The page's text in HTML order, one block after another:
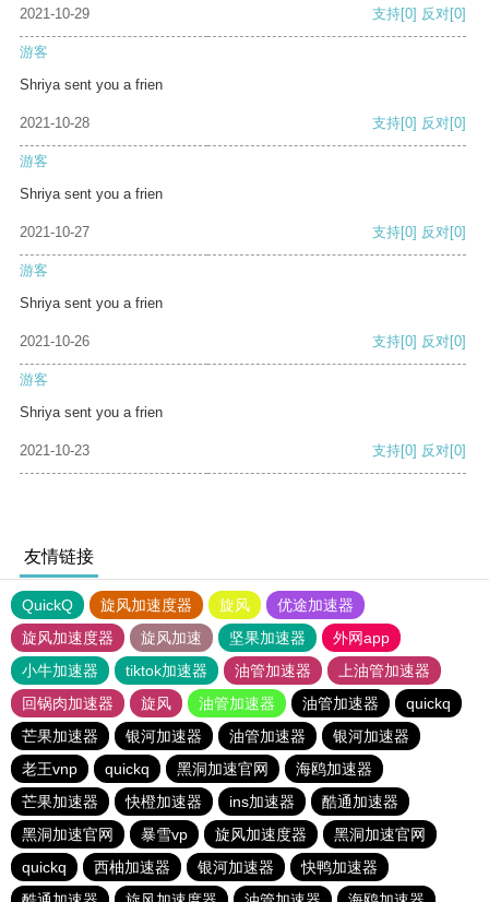
2021-10-29 支持[0] 反对[0]
游客
Shriya sent you a frien
2021-10-28 支持[0] 反对[0]
游客
Shriya sent you a frien
2021-10-27 支持[0] 反对[0]
游客
Shriya sent you a frien
2021-10-26 支持[0] 反对[0]
游客
Shriya sent you a frien
2021-10-23 支持[0] 反对[0]
友情链接
QuickQ 旋风加速度器 旋风
优途加速器
旋风加速度器
旋风加速 坚果加速器
外网app
小牛加速器
tiktok加速器 油管加速器
上油管加速器
回锅肉加速器
旋风 油管加速器 油管加速器
quickq
芒果加速器
银河加速器 油管加速器
银河加速器
老王vnp
quickq 黑洞加速官网
海鸥加速器
芒果加速器
快橙加速器 ins加速器
酷通加速器
黑洞加速官网
暴雪vp 旋风加速度器
黑洞加速官网
quickq
西柚加速器 银河加速器
快鸭加速器